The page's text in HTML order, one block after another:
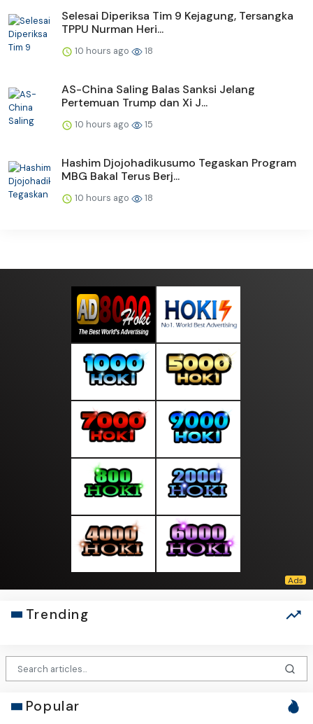
Selesai Diperiksa Tim 9 Kejagung, Tersangka
TPPU Nurman Heri...
10 hours ago 18
AS-China Saling Balas Sanksi Jelang
Pertemuan Trump dan Xi J...
10 hours ago 15
Hashim Djojohadikusumo Tegaskan Program
MBG Bakal Terus Berj...
10 hours ago 18
Trending
Popular